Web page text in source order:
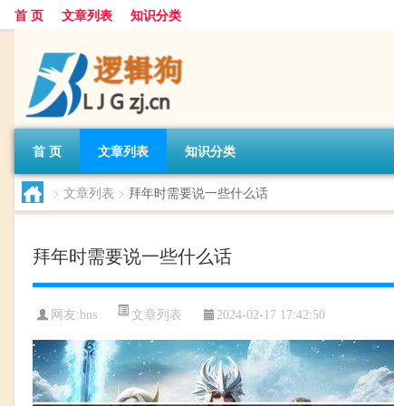
首 页 文章列表 知识分类
首 页 文章列表 知识分类
> 文章列表 > 拜年时需要说一些什么话
拜年时需要说一些什么话
网友:bns 文章列表 2024-02-17 17:42:50